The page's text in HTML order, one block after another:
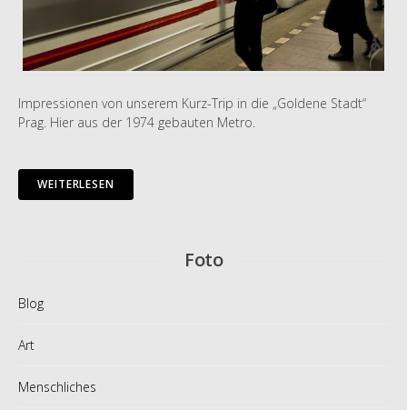
Impressionen von unserem Kurz-Trip in die „Goldene Stadt“
Prag. Hier aus der 1974 gebauten Metro.
WEITERLESEN
Foto
Blog
Art
Menschliches